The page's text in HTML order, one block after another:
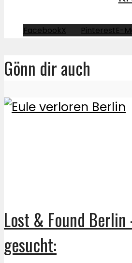
FacebookX PinterestE-
Gönn dir auch
Lost & Found Berlin
gesucht: